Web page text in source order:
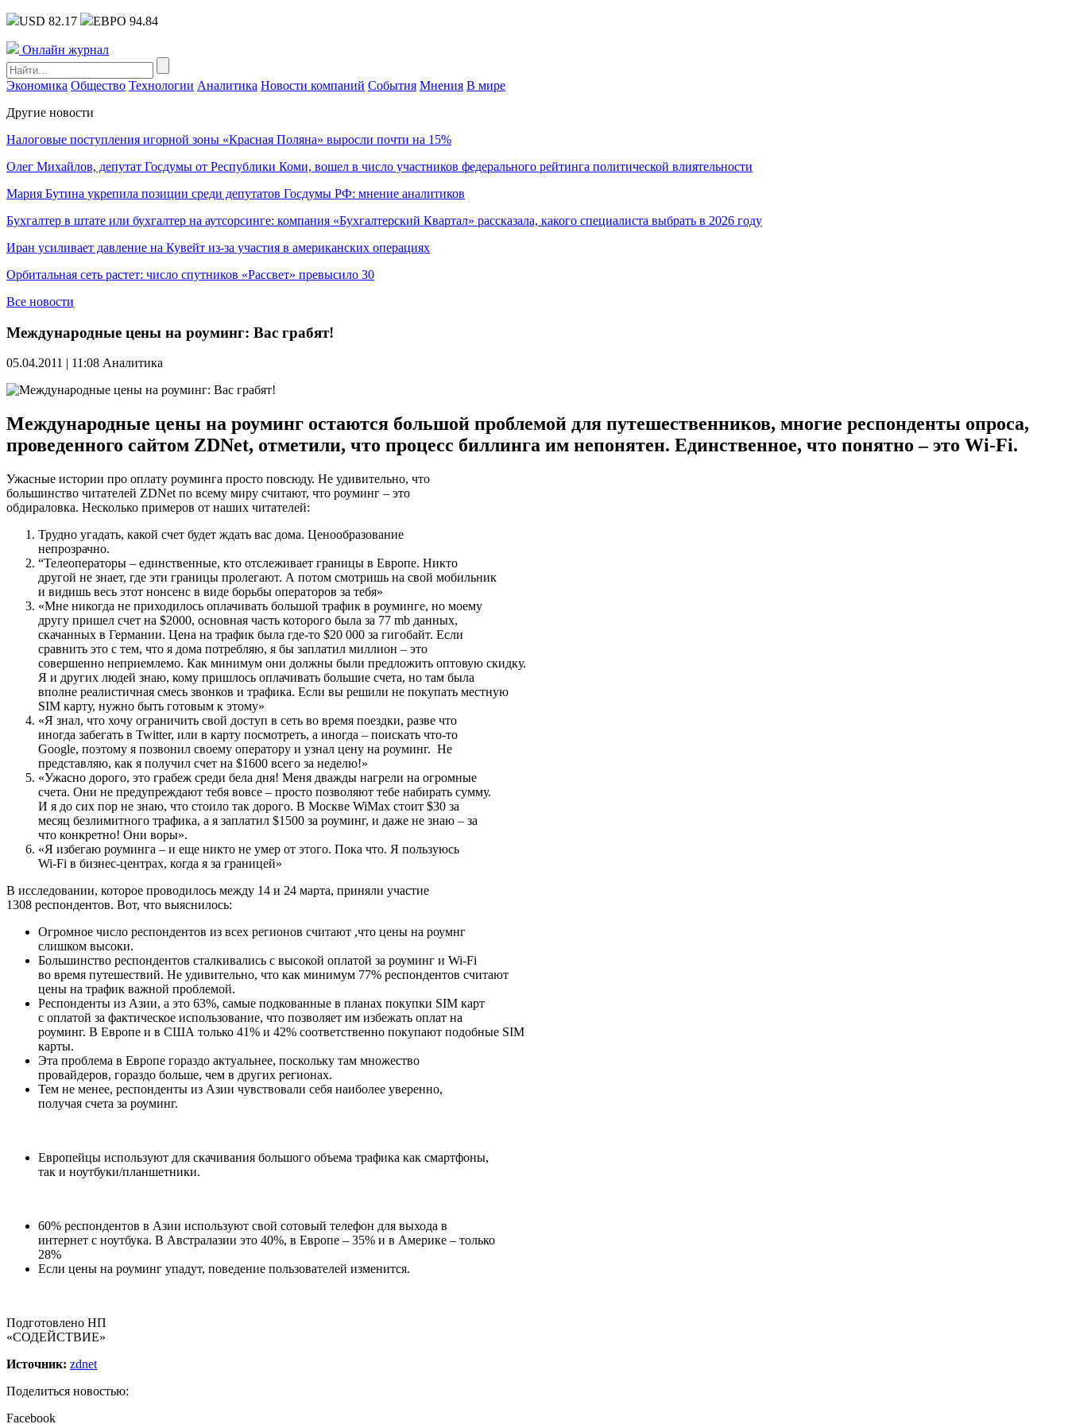
USD 82.17 ЕВРО 94.84
Онлайн журнал
Экономика Общество Технологии Аналитика Новости компаний События Мнения В мире
Другие новости
Налоговые поступления игорной зоны «Красная Поляна» выросли почти на 15%
Олег Михайлов, депутат Госдумы от Республики Коми, вошел в число участников федерального рейтинга политической влиятельности
Мария Бутина укрепила позиции среди депутатов Госдумы РФ: мнение аналитиков
Бухгалтер в штате или бухгалтер на аутсорсинге: компания «Бухгалтерский Квартал» рассказала, какого специалиста выбрать в 2026 году
Иран усиливает давление на Кувейт из-за участия в американских операциях
Орбитальная сеть растет: число спутников «Рассвет» превысило 30
Все новости
Международные цены на роуминг: Вас грабят!
05.04.2011 | 11:08 Аналитика
Международные цены на роуминг остаются большой проблемой для путешественников, многие респонденты опроса,
проведенного сайтом ZDNet, отметили, что процесс биллинга им непонятен. Единственное, что понятно – это Wi-Fi.
Ужасные истории про оплату роуминга просто повсюду. Не удивительно, что
большинство читателей ZDNet по всему миру считают, что роуминг – это
обдираловка. Несколько примеров от наших читателей:
Трудно угадать, какой счет будет ждать вас дома. Ценообразование
непрозрачно.
“Телеоператоры – единственные, кто отслеживает границы в Европе. Никто
другой не знает, где эти границы пролегают. А потом смотришь на свой мобильник
и видишь весь этот нонсенс в виде борьбы операторов за тебя»
«Мне никогда не приходилось оплачивать большой трафик в роуминге, но моему
другу пришел счет на $2000, основная часть которого была за 77 mb данных,
скачанных в Германии. Цена на трафик была где-то $20 000 за гигобайт. Если
сравнить это с тем, что я дома потребляю, я бы заплатил миллион – это
совершенно неприемлемо. Как минимум они должны были предложить оптовую скидку.
Я и других людей знаю, кому пришлось оплачивать большие счета, но там была
вполне реалистичная смесь звонков и трафика. Если вы решили не покупать местную
SIM карту, нужно быть готовым к этому»
«Я знал, что хочу ограничить свой доступ в сеть во время поездки, разве что
иногда забегать в Twitter, или в карту посмотреть, а иногда – поискать что-то
Google, поэтому я позвонил своему оператору и узнал цену на роуминг. Не
представляю, как я получил счет на $1600 всего за неделю!»
«Ужасно дорого, это грабеж среди бела дня! Меня дважды нагрели на огромные
счета. Они не предупреждают тебя вовсе – просто позволяют тебе набирать сумму.
И я до сих пор не знаю, что стоило так дорого. В Москве WiMax стоит $30 за
месяц безлимитного трафика, а я заплатил $1500 за роуминг, и даже не знаю – за
что конкретно! Они воры».
«Я избегаю роуминга – и еще никто не умер от этого. Пока что. Я пользуюсь
Wi-Fi в бизнес-центрах, когда я за границей»
В исследовании, которое проводилось между 14 и 24 марта, приняли участие
1308 респондентов. Вот, что выяснилось:
Огромное число респондентов из всех регионов считают ,что цены на роумнг
слишком высоки.
Большинство респондентов сталкивались с высокой оплатой за роуминг и Wi-Fi
во время путешествий. Не удивительно, что как минимум 77% респондентов считают
цены на трафик важной проблемой.
Респонденты из Азии, а это 63%, самые подкованные в планах покупки SIM карт
с оплатой за фактическое использование, что позволяет им избежать оплат на
роуминг. В Европе и в США только 41% и 42% соответственно покупают подобные SIM
карты.
Эта проблема в Европе гораздо актуальнее, поскольку там множество
провайдеров, гораздо больше, чем в других регионах.
Тем не менее, респонденты из Азии чувствовали себя наиболее уверенно,
получая счета за роуминг.
Европейцы используют для скачивания большого объема трафика как смартфоны,
так и ноутбуки/планшетники.
60% респондентов в Азии используют свой сотовый телефон для выхода в
интернет с ноутбука. В Австралазии это 40%, в Европе – 35% и в Америке – только
28%
Если цены на роуминг упадут, поведение пользователей изменится.
Подготовлено НП
«СОДЕЙСТВИЕ»
Источник: zdnet
Поделиться новостью:
Facebook